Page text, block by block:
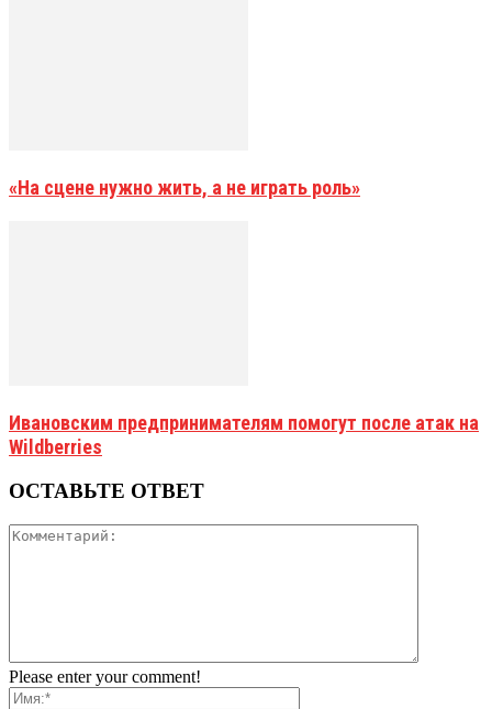
«На сцене нужно жить, а не играть роль»
Ивановским предпринимателям помогут после атак на
Wildberries
ОСТАВЬТЕ ОТВЕТ
Please enter your comment!